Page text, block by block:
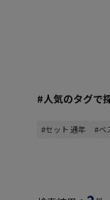
#人気のタグで
#セット 通年 #ベ